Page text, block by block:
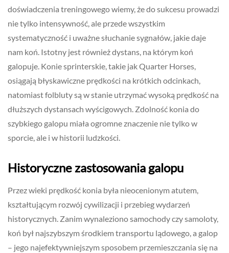
doświadczenia treningowego wiemy, że do sukcesu prowadzi
nie tylko intensywność, ale przede wszystkim
systematyczność i uważne słuchanie sygnałów, jakie daje
nam koń. Istotny jest również dystans, na którym koń
galopuje. Konie sprinterskie, takie jak Quarter Horses,
osiągają błyskawiczne prędkości na krótkich odcinkach,
natomiast folbluty są w stanie utrzymać wysoką prędkość na
dłuższych dystansach wyścigowych. Zdolność konia do
szybkiego galopu miała ogromne znaczenie nie tylko w
sporcie, ale i w historii ludzkości.
Historyczne zastosowania galopu
Przez wieki prędkość konia była nieocenionym atutem,
kształtującym rozwój cywilizacji i przebieg wydarzeń
historycznych. Zanim wynaleziono samochody czy samoloty,
koń był najszybszym środkiem transportu lądowego, a galop
– jego najefektywniejszym sposobem przemieszczania się na